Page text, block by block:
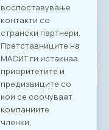
клучните
индустрии, како и
сесии за однапред
закажани B2B
состаноци.
Целосната агенда
за настанот е
достапна на
следниот линк: